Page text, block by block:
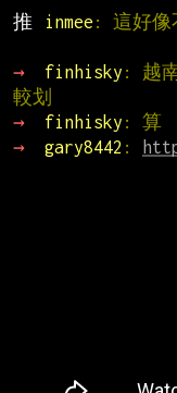
推
inmee : 這好像
→
finhisky : 越
較划
→
finhisky : 算
→
gary8442 :